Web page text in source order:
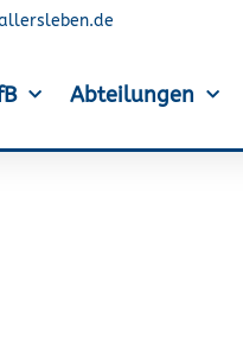
Abteilungen